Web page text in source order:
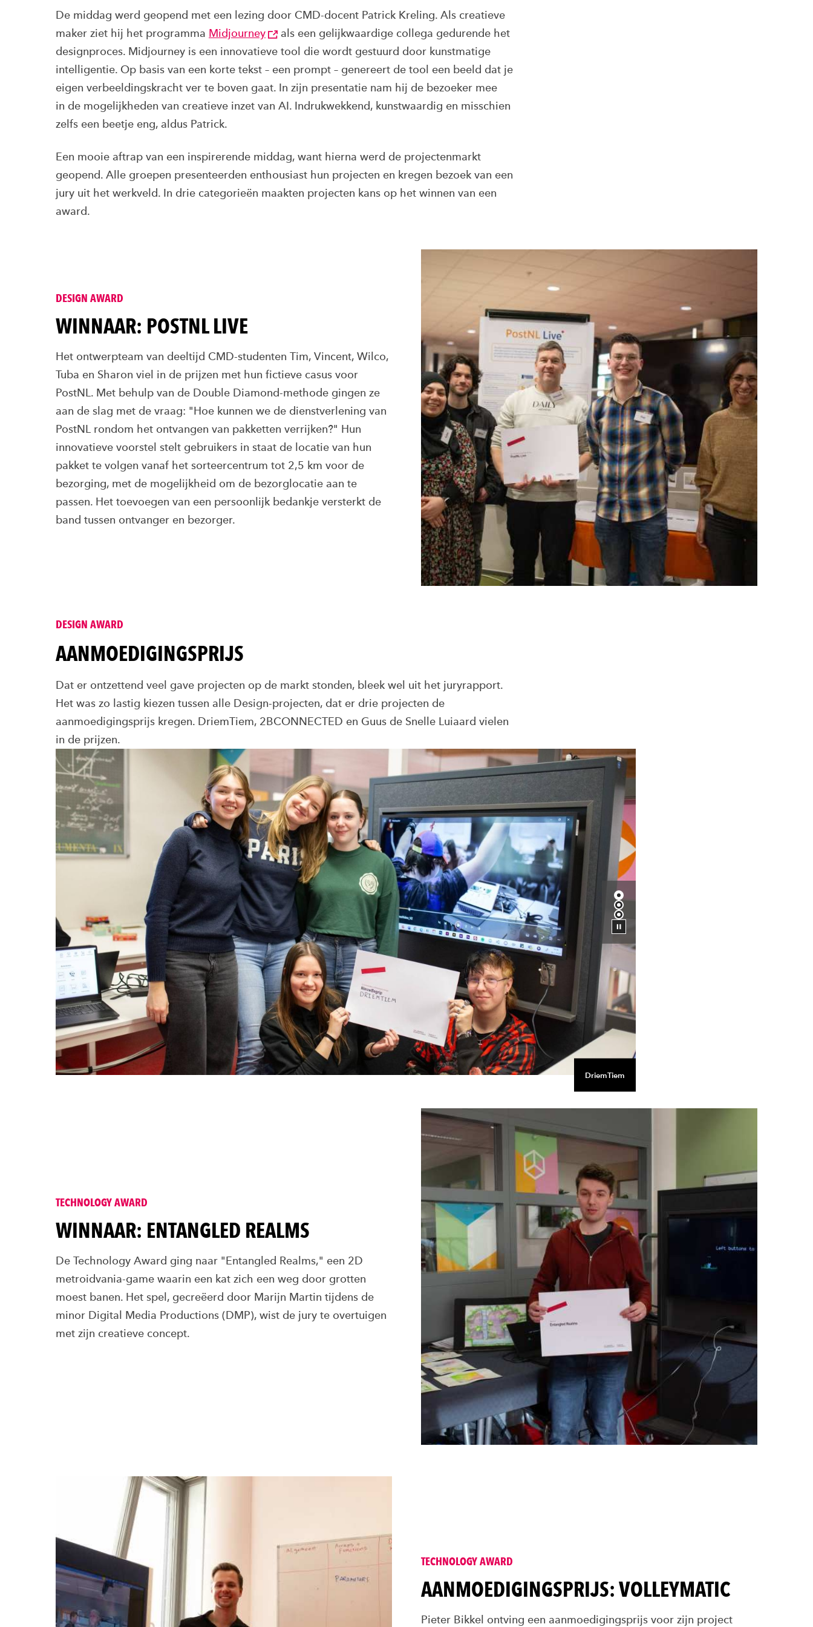
De middag werd geopend met een lezing door CMD-docent Patrick Kreling. Als creatieve
maker ziet hij het programma Midjourney
als een gelijkwaardige collega gedurende het
designproces. Midjourney is een innovatieve tool die wordt gestuurd door kunstmatige
intelligentie. Op basis van een korte tekst – een prompt – genereert de tool een beeld dat je
eigen verbeeldingskracht ver te boven gaat. In zijn presentatie nam hij de bezoeker mee
in de mogelijkheden van creatieve inzet van AI. Indrukwekkend, kunstwaardig en misschien
zelfs een beetje eng, aldus Patrick.
Een mooie aftrap van een inspirerende middag, want hierna werd de projectenmarkt
geopend. Alle groepen presenteerden enthousiast hun projecten en kregen bezoek van een
jury uit het werkveld. In drie categorieën maakten projecten kans op het winnen van een
award.
DESIGN AWARD
WINNAAR: POSTNL LIVE
Het ontwerpteam van deeltijd CMD-studenten Tim, Vincent, Wilco,
Tuba en Sharon viel in de prijzen met hun fictieve casus voor
PostNL. Met behulp van de Double Diamond-methode gingen ze
aan de slag met de vraag: "Hoe kunnen we de dienstverlening van
PostNL rondom het ontvangen van pakketten verrijken?" Hun
innovatieve voorstel stelt gebruikers in staat de locatie van hun
pakket te volgen vanaf het sorteercentrum tot 2,5 km voor de
bezorging, met de mogelijkheid om de bezorglocatie aan te
passen. Het toevoegen van een persoonlijk bedankje versterkt de
band tussen ontvanger en bezorger.
DESIGN AWARD
AANMOEDIGINGSPRIJS
Dat er ontzettend veel gave projecten op de markt stonden, bleek wel uit het juryrapport.
Het was zo lastig kiezen tussen alle Design-projecten, dat er drie projecten de
aanmoedigingsprijs kregen. DriemTiem, 2BCONNECTED en Guus de Snelle Luiaard vielen
in de prijzen. ​
2BConnected
Diashow pauzeren
TECHNOLOGY AWARD
WINNAAR: ENTANGLED REALMS
De Technology Award ging naar "Entangled Realms," een 2D
metroidvania-game waarin een kat zich een weg door grotten
moest banen. Het spel, gecreëerd door Marijn Martin tijdens de
minor Digital Media Productions (DMP), wist de jury te overtuigen
met zijn creatieve concept.
TECHNOLOGY AWARD
AANMOEDIGINGSPRIJS: VOLLEYMATIC
Pieter Bikkel ontving een aanmoedigingsprijs voor zijn project